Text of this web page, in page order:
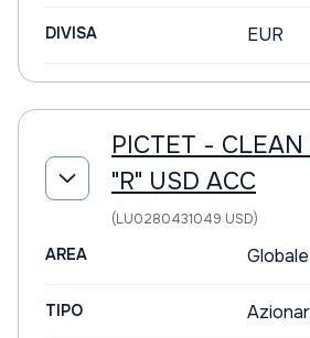
DIVISA EUR
PICTET - CLEAN
"R" USD ACC
(LU0280431049 USD)
AREA Globale
TIPO